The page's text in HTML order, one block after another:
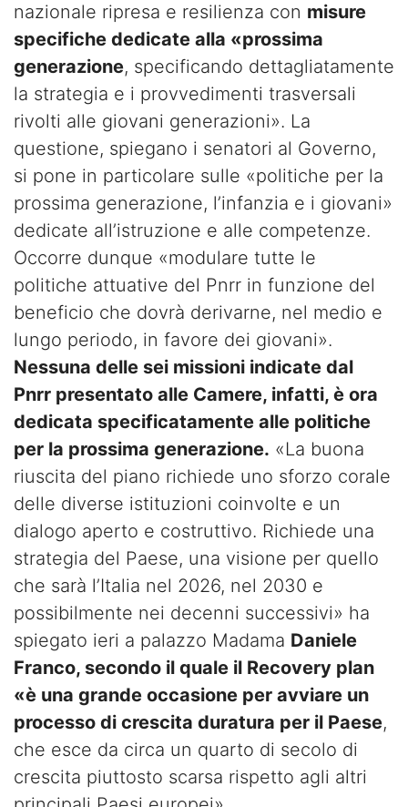
nazionale ripresa e resilienza con misure
specifiche dedicate alla «prossima
generazione, specificando dettagliatamente
la strategia e i provvedimenti trasversali
rivolti alle giovani generazioni». La
questione, spiegano i senatori al Governo,
si pone in particolare sulle «politiche per la
prossima generazione, l’infanzia e i giovani»
dedicate all’istruzione e alle competenze.
Occorre dunque «modulare tutte le
politiche attuative del Pnrr in funzione del
beneficio che dovrà derivarne, nel medio e
lungo periodo, in favore dei giovani».
Nessuna delle sei missioni indicate dal
Pnrr presentato alle Camere, infatti, è ora
dedicata specificatamente alle politiche
per la prossima generazione. «La buona
riuscita del piano richiede uno sforzo corale
delle diverse istituzioni coinvolte e un
dialogo aperto e costruttivo. Richiede una
strategia del Paese, una visione per quello
che sarà l’Italia nel 2026, nel 2030 e
possibilmente nei decenni successivi» ha
spiegato ieri a palazzo Madama Daniele
Franco, secondo il quale il Recovery plan
«è una grande occasione per avviare un
processo di crescita duratura per il Paese,
che esce da circa un quarto di secolo di
crescita piuttosto scarsa rispetto agli altri